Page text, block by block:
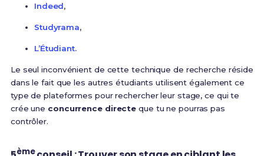
Indeed,
Studyrama,
L’Étudiant.
Le seul inconvénient de cette technique de recherche réside
dans le fait que les autres étudiants utilisent également ce
type de plateformes pour rechercher leur stage, ce qui te
crée une concurrence directe que tu ne pourras pas
contrôler.
ème